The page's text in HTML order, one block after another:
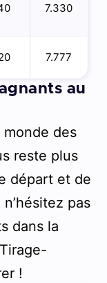
7.330
7.777
au
des
reste plus
départ et de
pas
dans la
!